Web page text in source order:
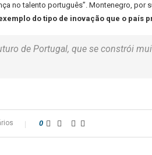
no talento português”. Montenegro, por
do tipo de inovação que o país
de Portugal, que se constrói
0